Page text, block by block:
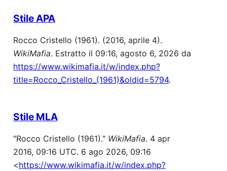
Stile APA
Rocco Cristello (1961). (2016, aprile 4).
WikiMafia. Estratto il 09:16, agosto 6, 2026 da
https://www.wikimafia.it/w/index.php?
title=Rocco_Cristello_(1961)&oldid=5794.
Stile MLA
"Rocco Cristello (1961)." WikiMafia. 4 apr
2016, 09:16 UTC. 6 ago 2026, 09:16
<https://www.wikimafia.it/w/index.php?